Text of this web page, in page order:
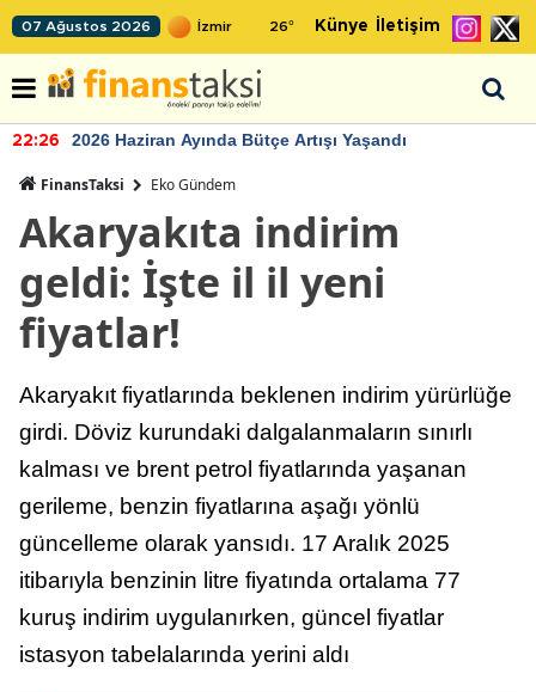
07 Ağustos 2026 26° Künye İletişim
22:26 2026 Haziran Ayında Bütçe Artışı Yaşandı
FinansTaksi Eko Gündem
Akaryakıta indirim
geldi: İşte il il yeni
fiyatlar!
Akaryakıt fiyatlarında beklenen indirim yürürlüğe
girdi. Döviz kurundaki dalgalanmaların sınırlı
kalması ve brent petrol fiyatlarında yaşanan
gerileme, benzin fiyatlarına aşağı yönlü
güncelleme olarak yansıdı. 17 Aralık 2025
itibarıyla benzinin litre fiyatında ortalama 77
kuruş indirim uygulanırken, güncel fiyatlar
istasyon tabelalarında yerini aldı